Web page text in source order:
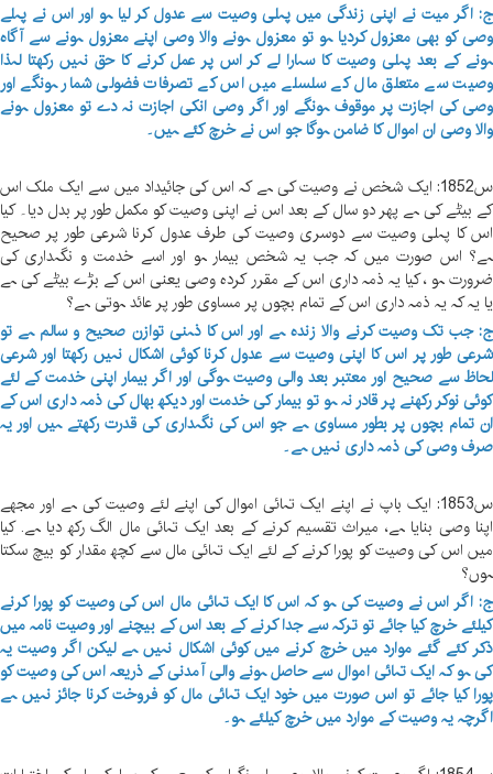
ج: اگر میت نے اپنی زندگی میں پہلی وصیت سے عدول کر لیا ہو اور اس نے پہلے
وصی کو بھی معزول کردیا ہو تو معزول ہونے والا وصی اپنے معزول ہونے سے آگاہ
ہونے کے بعد پہلی وصیت کا سہارا لے کر اس پر عمل کرنے کا حق نہیں رکھتا لہذا
وصیت سے متعلق مال کے سلسلے میں اس کے تصرفات فضولی شمار ہونگے اور
وصی کی اجازت پر موقوف ہونگے اور اگر وصی انکی اجازت نہ دے تو معزول ہونے
والا وصی ان اموال کا ضامن ہوگا جو اس نے خرچ کئے ہیں۔
س1852: ایک شخص نے وصیت کی ہے کہ اس کی جائیداد میں سے ایک ملک اس
کے بیٹے کی ہے پھر دو سال کے بعد اس نے اپنی وصیت کو مکمل طور پر بدل دیا۔ کیا
اس کا پہلی وصیت سے دوسری وصیت کی طرف عدول کرنا شرعی طور پر صحیح
ہے؟ اس صورت میں کہ جب یہ شخص بیمار ہو اور اسے خدمت و نگہداری کی
ضرورت ہو ، کیا یہ ذمہ داری اس کے مقرر کردہ وصی یعنی اس کے بڑے بیٹے کی ہے
یا یہ کہ یہ ذمہ داری اس کے تمام بچوں پر مساوی طور پر عائد ہوتی ہے؟
ج: جب تک وصیت کرنے والا زندہ ہے اور اس کا ذہنی توازن صحیح و سالم ہے تو
شرعی طور پر اس کا اپنی وصیت سے عدول کرنا کوئی اشکال نہیں رکھتا اور شرعی
لحاظ سے صحیح اور معتبر بعد والی وصیت ہوگی اور اگر بیمار اپنی خدمت کے لئے
کوئی نوکر رکھنے پر قادر نہ ہو تو بیمار کی خدمت اور دیکھ بھال کی ذمہ داری اس کے
ان تمام بچوں پر بطور مساوی ہے جو اس کی نگہداری کی قدرت رکھتے ہیں اور یہ
صرف وصی کی ذمہ داری نہیں ہے۔
س1853: ایک باپ نے اپنے ایک تہائی اموال کی اپنے لئے وصیت کی ہے اور مجھے
اپنا وصی بنایا ہے، میراث تقسیم کرنے کے بعد ایک تہائی مال الگ رکھ دیا ہے. کیا
میں اس کی وصیت کو پورا کرنے کے لئے ایک تہائی مال سے کچھ مقدار کو بیچ سکتا
ہوں؟
ج: اگر اس نے وصیت کی ہو کہ اس کا ایک تہائی مال اس کی وصیت کو پورا کرنے
کیلئے خرچ کیا جائے تو ترکہ سے جدا کرنے کے بعد اس کے بیچنے اور وصیت نامہ میں
ذکر کئے گئے موارد میں خرچ کرنے میں کوئی اشکال نہیں ہے لیکن اگر وصیت یہ
کی ہو کہ ایک تہائی اموال سے حاصل ہونے والی آمدنی کے ذریعہ اس کی وصیت کو
پورا کیا جائے تو اس صورت میں خود ایک تہائی مال کو فروخت کرنا جائز نہیں ہے
اگرچہ یہ وصیت کے موارد میں خرچ کیلئے ہو۔